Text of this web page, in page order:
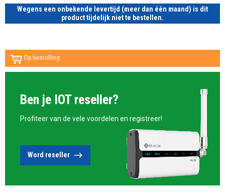
Wegens een onbekende levertijd (meer dan één maand) is dit
product tijdelijk niet te bestellen.
Op bestelling
Ben je IOT reseller?
Profiteer van de vele voordelen en registreer!
Word reseller